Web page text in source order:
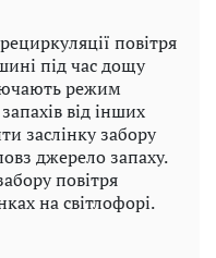
повітря
під час дощу
режим
від інших
заслінку забору
джерело запаху.
повітря
на світлофорі.